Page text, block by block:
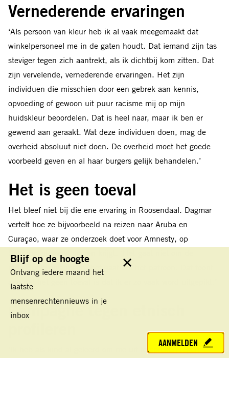
Vernederende ervaringen
‘Als persoon van kleur heb ik al vaak meegemaakt dat
winkelpersoneel me in de gaten houdt. Dat iemand zijn tas
steviger tegen zich aantrekt, als ik dichtbij kom zitten. Dat
zijn vervelende, vernederende ervaringen. Het zijn
individuen die misschien door een gebrek aan kennis,
opvoeding of gewoon uit puur racisme mij op mijn
huidskleur beoordelen. Dat is heel naar, maar ik ben er
gewend aan geraakt. Wat deze individuen doen, mag de
overheid absoluut niet doen. De overheid moet het goede
voorbeeld geven en al haar burgers gelijk behandelen.’
Het is geen toeval
Het bleef niet bij die ene ervaring in Roosendaal. Dagmar
vertelt hoe ze bijvoorbeeld na reizen naar Aruba en
Curaçao, waar ze onderzoek doet voor Amnesty, op
Schiphol steevast vragen krijgt. ‘Het gaat niet om de
individuele ervaringen, het gaat om het patroon. Dat toont
aan dat het geen toeval is dat ik er zo vaak word uitgepikt.’
Campagne tegen etnisch
‘Ik heb als kind al geleerd om me uit te spreken tegen
Blijf op de hoogte
Ontvang iedere maand het
laatste
mensenrechtennieuws in je
inbox
AANMELDEN
Sluit